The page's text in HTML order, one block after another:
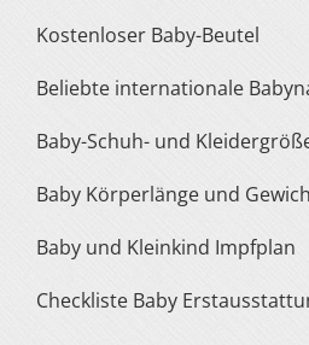
Kostenloser Baby-Beutel
Beliebte internationale
Baby-Schuh- und
Baby Körperlänge und
Baby und Kleinkind Impfplan
Checkliste Baby